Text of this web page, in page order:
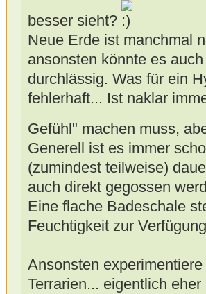
besser sieht?
Neue Erde ist manchmal
ansonsten könnte es
durchlässig. Was für ein
fehlerhaft... Ist naklar
Gefühl" machen muss,
Generell ist es immer
(zumindest teilweise)
auch direkt gegossen
Eine flache Badeschale
Feuchtigkeit zur
Ansonsten
Terrarien... eigentlich